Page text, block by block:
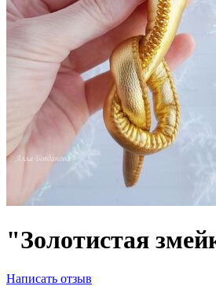
"Золотистая
Написать отзыв